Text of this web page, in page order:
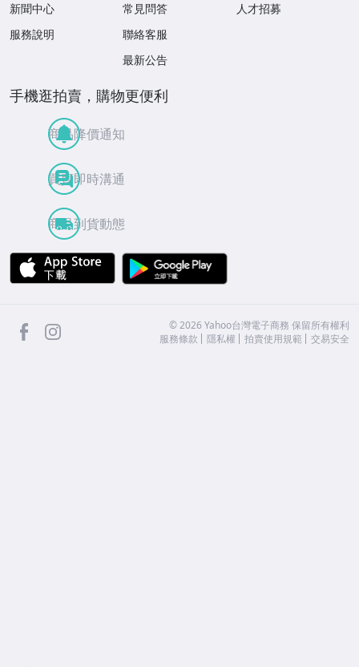
新聞中心
服務說明
常見問答
聯絡客服
最新公告
人才招募
手機逛拍賣，購物更便利
商品降價通知
買賣即時溝通
商品到貨動態
APP Store
facebook ©2026 Yahoo台灣電子商務 保留所有權利
服務條款
隱私權 拍賣使用規範 交易安全